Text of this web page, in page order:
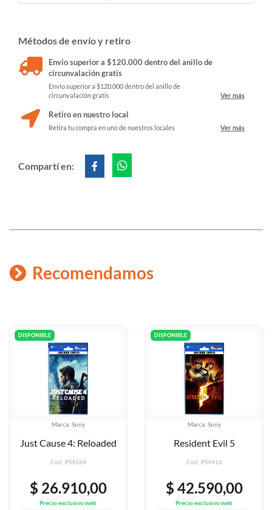
Métodos de envío y retiro
Envío superior a $120.000 dentro del anillo de
circunvalación gratis
Envío superior a $120.000 dentro del anillo de
circunvalación gratis
Ver más
Retiro en nuestro local
Retira tu compra en uno de nuestros locales Ver más
Compartí en:
Recomendamos
DISPONIBLE
Marca: Sony
Resident Evil 5
Cód: PS4416
$ 42.590,00
Precio exclusivo web
DISPONIBLE
Marca: Sony
Yakuza Kiwami 2
Cód: PS4790
$
Precio exclusivo web